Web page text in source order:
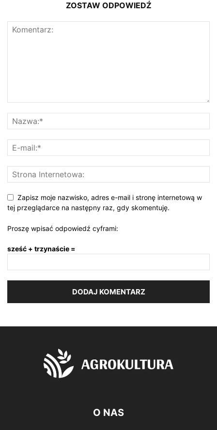
ZOSTAW ODPOWIEDŹ
Zapisz moje nazwisko, adres e-mail i stronę internetową w
tej przeglądarce na następny raz, gdy skomentuję.
Proszę wpisać odpowiedź cyframi:
sześć + trzynaście =
O NAS